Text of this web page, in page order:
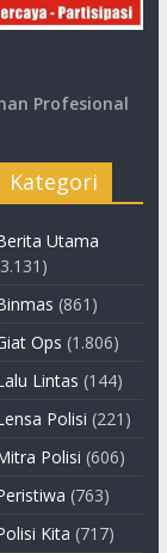
Profesional
Kategori
Utama
(861)
Ops (1.806)
Lintas (144)
Polisi (221)
Polisi (606)
(763)
Kita (717)